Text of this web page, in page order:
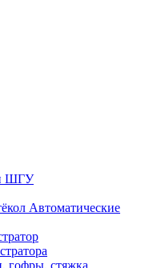
ШГУ
Автоматические
гофры, стяжка